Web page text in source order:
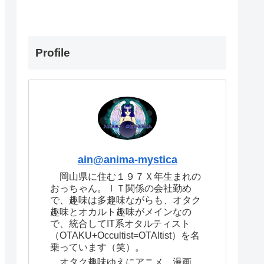
Profile
ain@anima-mystica
岡山県に住む１９７Ｘ年生まれの
おっちゃん。ＩＴ関係の会社勤め
で、趣味は多趣味ながらも、オタク
趣味とオカルト趣味がメインなの
で、統合してIT系オタルティスト
（OTAKU+Occultist=OTAltist）を名
乗っています（笑）。